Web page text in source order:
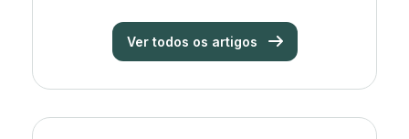
Ver todos os artigos